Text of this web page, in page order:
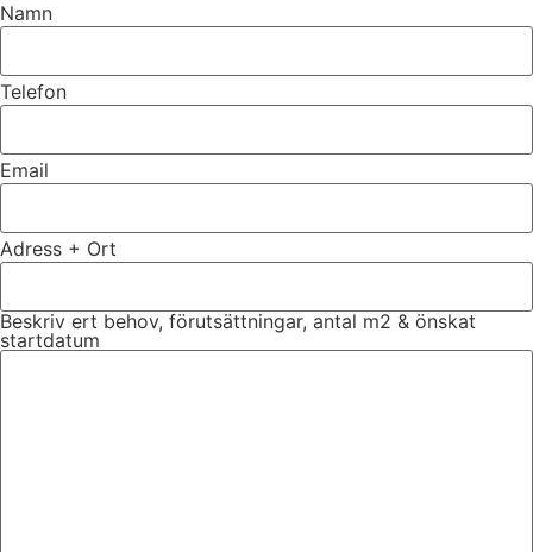
Namn
Telefon
Email
Adress + Ort
Beskriv ert behov, förutsättningar, antal m2 & önskat
startdatum